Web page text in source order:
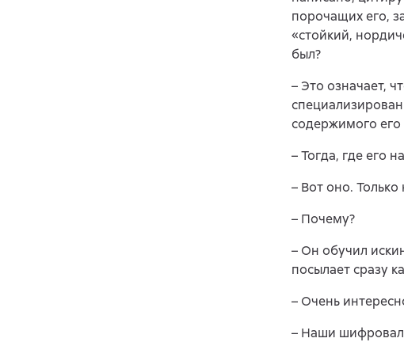
порочащих его,
«стойкий,
был?
– Это означает,
содержимого его
– Тогда, где его
– Вот оно. Только
– Почему?
– Он обучил
посылает сразу
– Очень
– Наши